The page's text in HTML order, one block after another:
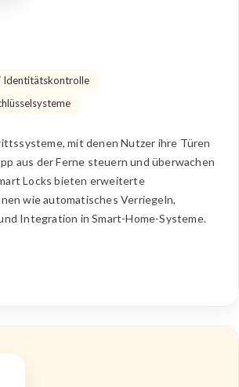
Identitätskontrolle
mit denen Nutzer ihre Türen
aus der Ferne steuern und überwachen
Locks bieten erweiterte
wie automatisches Verriegeln,
Integration in Smart-Home-Systeme.